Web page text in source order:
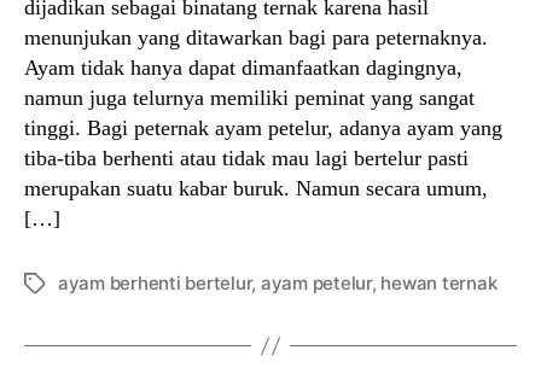
dijadikan sebagai binatang ternak karena hasil
menunjukan yang ditawarkan bagi para peternaknya.
Ayam tidak hanya dapat dimanfaatkan dagingnya,
namun juga telurnya memiliki peminat yang sangat
tinggi. Bagi peternak ayam petelur, adanya ayam yang
tiba-tiba berhenti atau tidak mau lagi bertelur pasti
merupakan suatu kabar buruk. Namun secara umum,
[…]
Tagsayam berhenti bertelur, ayam petelur, hewan ternak